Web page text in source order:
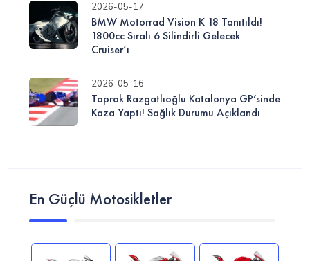
2026-05-17
BMW Motorrad Vision K 18 Tanıtıldı!
1800cc Sıralı 6 Silindirli Gelecek
Cruiser’ı
2026-05-16
Toprak Razgatlıoğlu Katalonya GP’sinde
Kaza Yaptı! Sağlık Durumu Açıklandı
En Güçlü Motosikletler